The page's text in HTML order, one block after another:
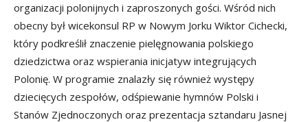
organizacji polonijnych i zaproszonych gości. Wśród nich
obecny był wicekonsul RP w Nowym Jorku Wiktor Cichecki,
który podkreślił znaczenie pielęgnowania polskiego
dziedzictwa oraz wspierania inicjatyw integrujących
Polonię. W programie znalazły się również występy
dziecięcych zespołów, odśpiewanie hymnów Polski i
Stanów Zjednoczonych oraz prezentacja sztandaru Jasnej